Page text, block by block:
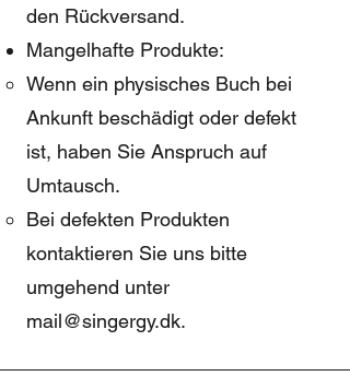
den Rückversand.
Mangelhafte Produkte:
Wenn ein physisches Buch bei
Ankunft beschädigt oder defekt
ist, haben Sie Anspruch auf
Umtausch.
Bei defekten Produkten
kontaktieren Sie uns bitte
umgehend unter
mail@singergy.dk.